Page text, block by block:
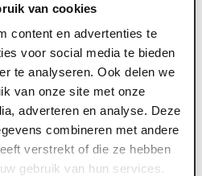
van cookies
content en advertenties te
voor social media te bieden
te analyseren. Ook delen we
van onze site met onze
adverteren en analyse. Deze
combineren met andere
verstrekt of die ze hebben
gebruik van hun services.
op rond rozet zwart
een account aan om toegang